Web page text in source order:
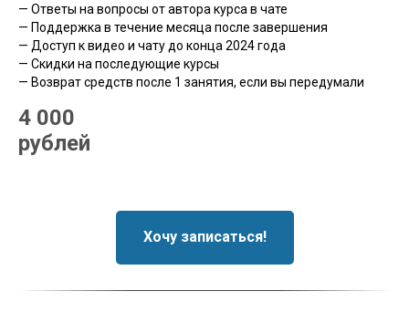
— Ответы на вопросы от автора курса в чате
— Поддержка в течение месяца после завершения
— Доступ к видео и чату до конца 2024 года
— Скидки на последующие курсы
— Возврат средств после 1 занятия, если вы передумали
4 000
рублей
Хочу записаться!